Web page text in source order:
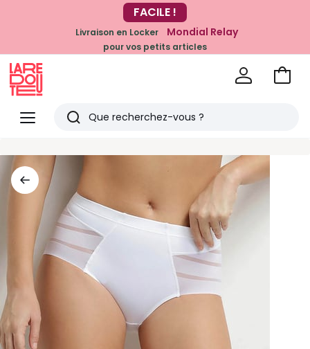
-20% dès 39€*
sur la mode
FACILE !
Livraison en Locker Mondial Relay
pour vos petits articles
Menu
Redoute
Rechercher
articles
vus
Voir